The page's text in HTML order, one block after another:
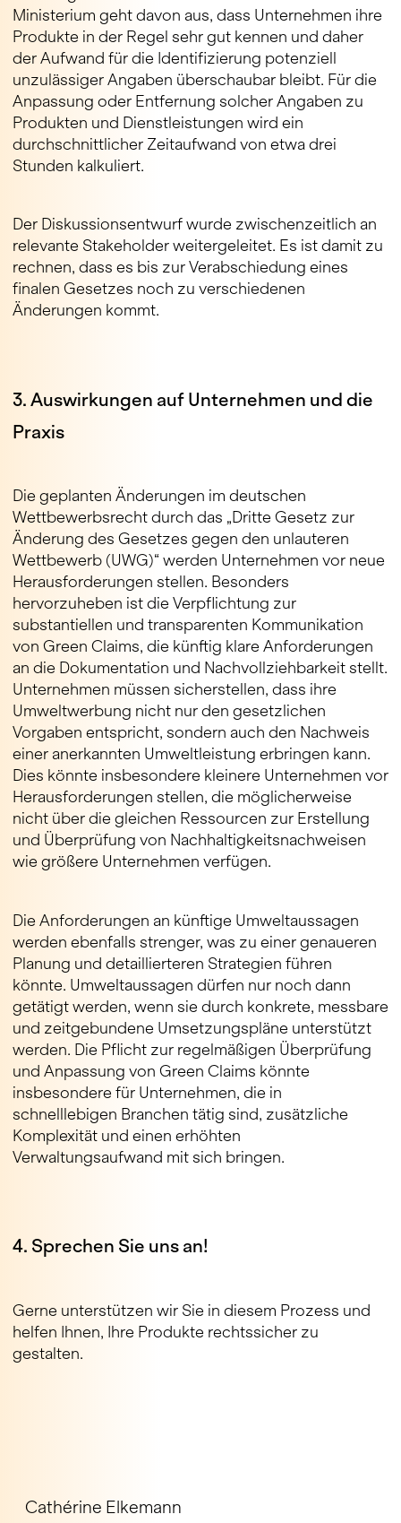
Cathérine Elkemann
Ministerium geht davon aus, dass Unternehmen ihre
Produkte in der Regel sehr gut kennen und daher
der Aufwand für die Identifizierung potenziell
unzulässiger Angaben überschaubar bleibt. Für die
Anpassung oder Entfernung solcher Angaben zu
Produkten und Dienstleistungen wird ein
durchschnittlicher Zeitaufwand von etwa drei
Stunden kalkuliert.
Der Diskussionsentwurf wurde zwischenzeitlich an
relevante Stakeholder weitergeleitet. Es ist damit zu
rechnen, dass es bis zur Verabschiedung eines
finalen Gesetzes noch zu verschiedenen
Änderungen kommt.
3. Auswirkungen auf Unternehmen und die
Praxis
Die geplanten Änderungen im deutschen
Wettbewerbsrecht durch das „Dritte Gesetz zur
Änderung des Gesetzes gegen den unlauteren
Wettbewerb (UWG)“ werden Unternehmen vor neue
Herausforderungen stellen. Besonders
hervorzuheben ist die Verpflichtung zur
substantiellen und transparenten Kommunikation
von Green Claims, die künftig klare Anforderungen
an die Dokumentation und Nachvollziehbarkeit stellt.
Unternehmen müssen sicherstellen, dass ihre
Umweltwerbung nicht nur den gesetzlichen
Vorgaben entspricht, sondern auch den Nachweis
einer anerkannten Umweltleistung erbringen kann.
Dies könnte insbesondere kleinere Unternehmen vor
Herausforderungen stellen, die möglicherweise
nicht über die gleichen Ressourcen zur Erstellung
und Überprüfung von Nachhaltigkeitsnachweisen
wie größere Unternehmen verfügen.
Die Anforderungen an künftige Umweltaussagen
werden ebenfalls strenger, was zu einer genaueren
Planung und detaillierteren Strategien führen
könnte. Umweltaussagen dürfen nur noch dann
getätigt werden, wenn sie durch konkrete, messbare
und zeitgebundene Umsetzungspläne unterstützt
werden. Die Pflicht zur regelmäßigen Überprüfung
und Anpassung von Green Claims könnte
insbesondere für Unternehmen, die in
schnelllebigen Branchen tätig sind, zusätzliche
Komplexität und einen erhöhten
Verwaltungsaufwand mit sich bringen.
4. Sprechen Sie uns an!
Gerne unterstützen wir Sie in diesem Prozess und
helfen Ihnen, Ihre Produkte rechtssicher zu
gestalten.